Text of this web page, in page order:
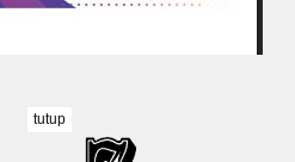
tutup